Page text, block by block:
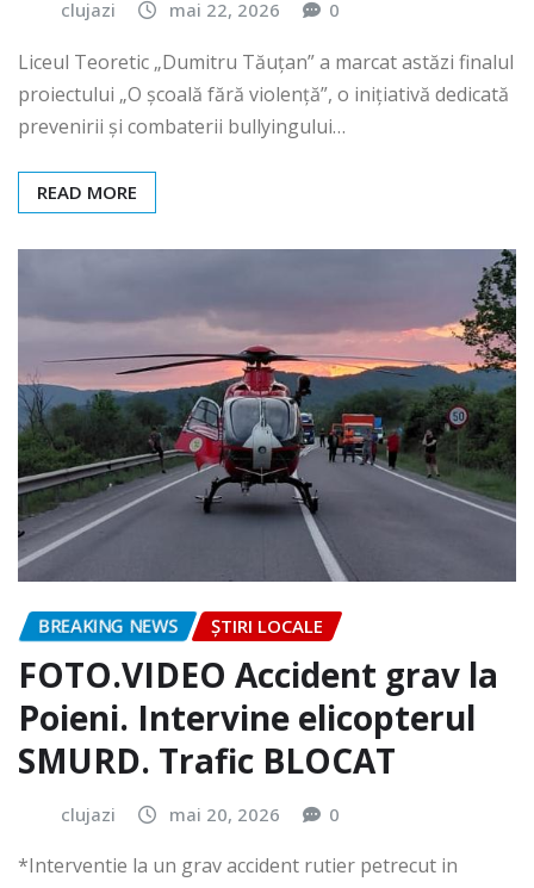
clujazi mai 22, 2026 0
Liceul Teoretic „Dumitru Tăuțan” a marcat astăzi finalul
proiectului „O școală fără violență”, o inițiativă dedicată
prevenirii și combaterii bullyingului…
READ MORE
BREAKING NEWS ȘTIRI LOCALE
FOTO.VIDEO Accident grav la
Poieni. Intervine elicopterul
SMURD. Trafic BLOCAT
clujazi mai 20, 2026 0
*Interventie la un grav accident rutier petrecut in